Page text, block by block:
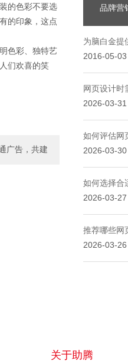
的色彩不要选
的印象，这点
色彩、独特艺
们欢喜的笑
广告，共建
品牌营
为脑白金提
2016-05-03
网页设计时
2026-03-31
如何评估网
2026-03-30
如何选择合
2026-03-27
推荐哪些网
2026-03-26
关于助腾